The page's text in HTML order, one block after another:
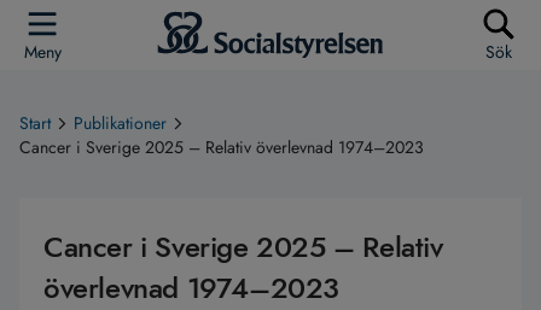
Meny Sök
Start
Publikationer
Cancer i Sverige 2025 – Relativ överlevnad 1974–2023
Cancer i Sverige 2025 – Relativ
överlevnad 1974–2023